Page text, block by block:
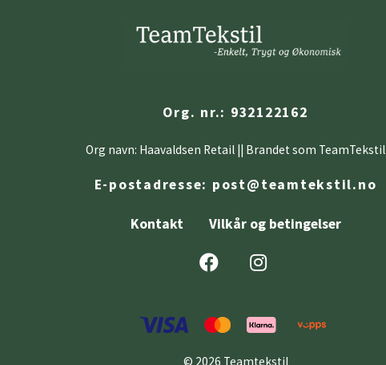
Org. nr.: 932122162
Org navn: Haavaldsen Retail || Brandet som TeamTekstil
E-postadresse: post@teamtekstil.no
Kontakt Vilkår og betingelser
© 2026 Teamtekstil